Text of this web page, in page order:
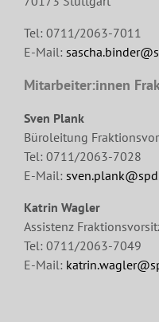
Tel: 0711/2063-7011
E-Mail:
Mitarbeiter:innen
Sven Plank
Büroleitung
Tel: 0711/2063-7028
E-Mail:
Katrin Wagler
Assistenz
Tel: 0711/2063-7049
E-Mail: